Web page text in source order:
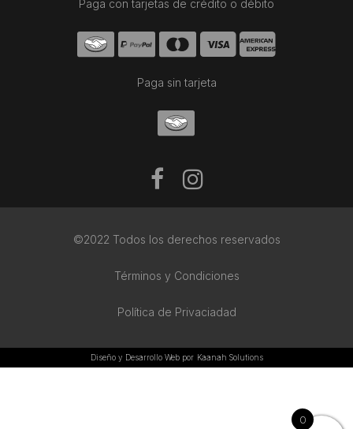
Paga con tarjetas de crédito o débito
Paga sin tarjeta
©2022 Todos los derechos reservados
Términos y Condiciones
Política de Privaciadad
Diseño y Desarrollo Web por Kaanah Solutions
0